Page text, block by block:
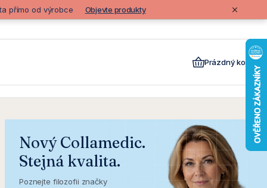
přímo od výrobce Objevte produkty
Prázdný košík
Nový Collamedic.
Stejná kvalita.
Poznejte filozofii značky